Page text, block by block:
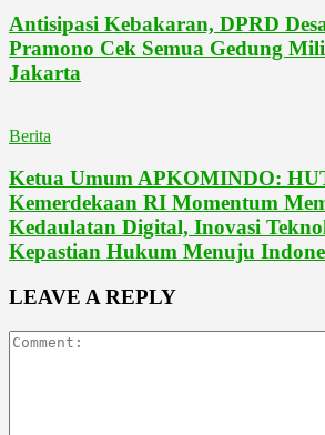
Antisipasi Kebakaran, DPRD
Pramono Cek Semua Gedung
Jakarta
Berita
Ketua Umum APKOMINDO:
Kemerdekaan RI Momentum
Kedaulatan Digital, Inovasi
Kepastian Hukum Menuju
LEAVE A REPLY